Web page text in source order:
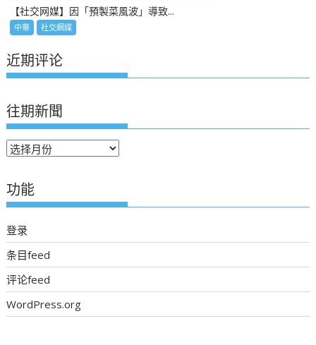
【社交网媒】因「預製菜風波」導致...
中華 社交網媒
近期评论
往期新聞
往
新
聞
功能
登录
条目feed
评论feed
WordPress.org